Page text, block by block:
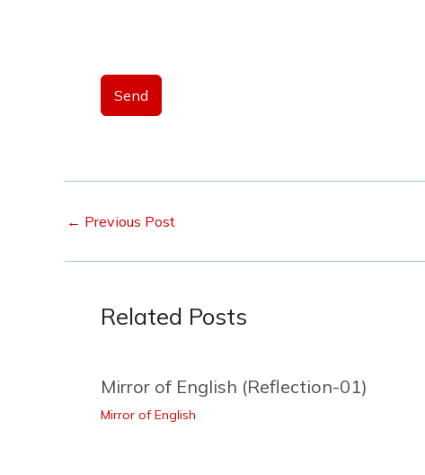
+
1
Send
← Previous Post
Related Posts
Mirror of English (Reflection-01)
Mirror of English